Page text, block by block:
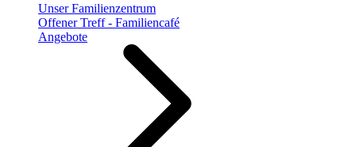
Unser Familienzentrum
Offener Treff - Familiencafé
Angebote